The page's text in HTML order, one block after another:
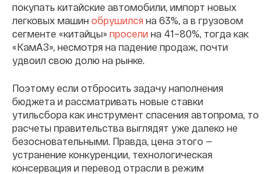
покупать китайские автомобили, импорт новых
легковых машин обрушился на 63%, а в грузовом
сегменте «китайцы» просели на 41–80%, тогда как
«КамАЗ», несмотря на падение продаж, почти
удвоил свою долю на рынке.
Поэтому если отбросить задачу наполнения
бюджета и рассматривать новые ставки
утильсбора как инструмент спасения автопрома, то
расчеты правительства выглядят уже далеко не
безосновательными. Правда, цена этого —
устранение конкуренции, технологическая
консервация и перевод отрасли в режим